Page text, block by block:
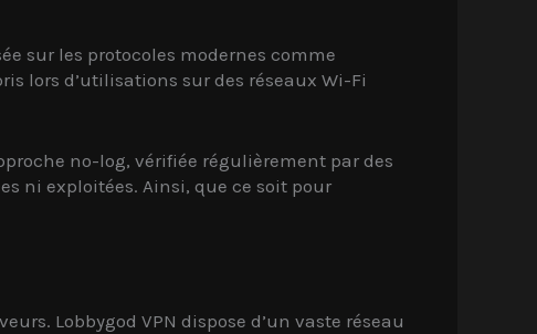
sur les protocoles modernes comme
lors d’utilisations sur des réseaux Wi-Fi
no-log, vérifiée régulièrement par des
ni exploitées. Ainsi, que ce soit pour
Lobbygod VPN dispose d’un vaste réseau